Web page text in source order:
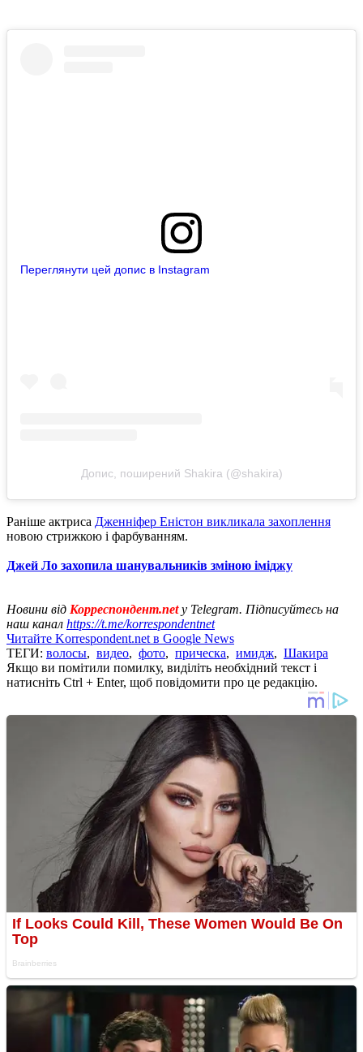
Переглянути цей допис в Instagram
Допис, поширений Shakira (@shakira)
Раніше актриса Дженніфер Еністон викликала захоплення
новою стрижкою і фарбуванням.
Джей Ло захопила шанувальників зміною іміджу
Новини від Корреспондент.netу Telegram. Підписуйтесь на
наш канал https://t.me/korrespondentnet
Читайте Korrespondent.net в Google News
ТЕГИ: волосы, видео, фото, прическа, имидж, Шакира
Якщо ви помітили помилку, виділіть необхідний текст і
натисніть Ctrl + Enter, щоб повідомити про це редакцію.